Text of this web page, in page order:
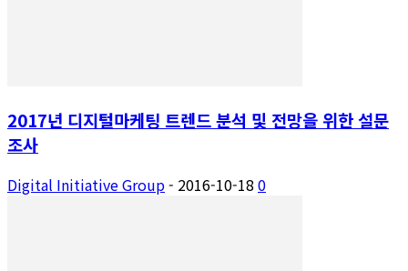
2017년 디지털마케팅 트렌드 분석 및 전망을 위한 설문
조사
Digital Initiative Group- 2016-10-18 0